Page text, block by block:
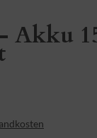
Akku